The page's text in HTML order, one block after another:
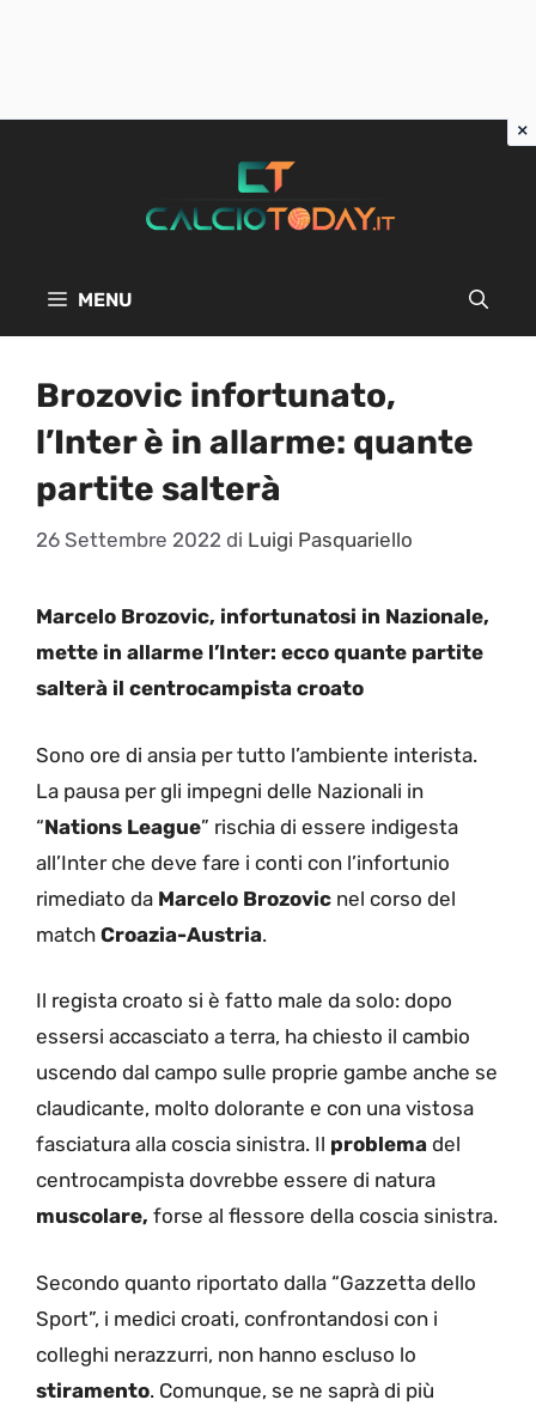
MENU
Brozovic infortunato,
l’Inter è in allarme: quante
partite salterà
26 Settembre 2022 di Luigi Pasquariello
Marcelo Brozovic, infortunatosi in Nazionale,
mette in allarme l’Inter: ecco quante partite
salterà il centrocampista croato
Sono ore di ansia per tutto l’ambiente interista.
La pausa per gli impegni delle Nazionali in
“Nations League” rischia di essere indigesta
all’Inter che deve fare i conti con l’infortunio
rimediato da Marcelo Brozovic nel corso del
match Croazia-Austria.
Il regista croato si è fatto male da solo: dopo
essersi accasciato a terra, ha chiesto il cambio
uscendo dal campo sulle proprie gambe anche se
claudicante, molto dolorante e con una vistosa
fasciatura alla coscia sinistra. Il problema del
centrocampista dovrebbe essere di natura
muscolare, forse al flessore della coscia sinistra.
Secondo quanto riportato dalla “Gazzetta dello
Sport”, i medici croati, confrontandosi con i
colleghi nerazzurri, non hanno escluso lo
stiramento. Comunque, se ne saprà di più